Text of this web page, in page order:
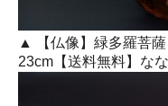
▲ 【仏像】緑多羅菩
23cm【送料無料】な